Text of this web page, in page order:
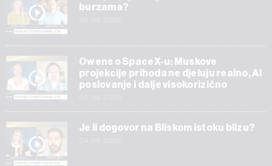
burzama?
Owens o SpaceX-u: Muskove
projekcije prihoda ne djeluju realno, AI
poslovanje i dalje visokorizično
Je li dogovor na Bliskom istoku blizu?